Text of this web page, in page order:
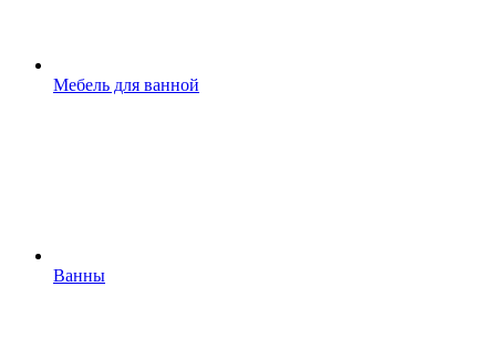
Мебель для ванной
Ванны